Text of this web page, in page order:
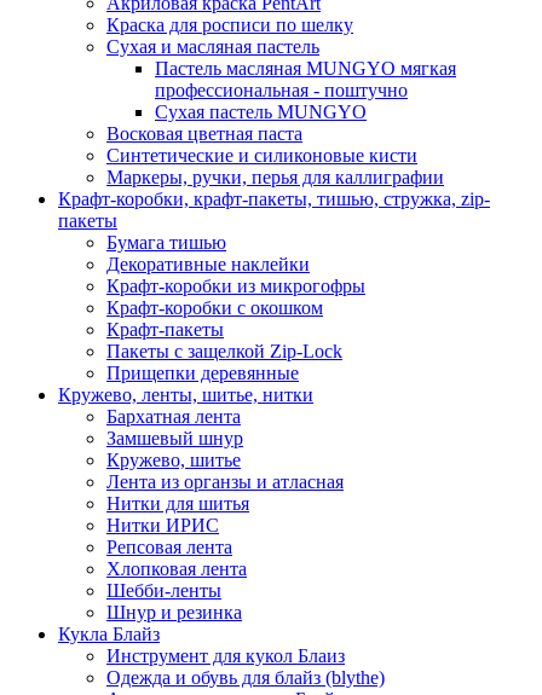
Краска для росписи по шелку
Cухая и масляная пастель
Пастель масляная MUNGYO мягкая
профессиональная - поштучно
Сухая пастель MUNGYO
Восковая цветная паста
Синтетические и силиконовые кисти
Маркеры, ручки, перья для каллиграфии
Крафт-коробки, крафт-пакеты, тишью, стружка, zip-
пакеты
Бумага тишью
Декоративные наклейки
Крафт-коробки из микрогофры
Крафт-коробки с окошком
Крафт-пакеты
Пакеты с защелкой Zip-Lock
Прищепки деревянные
Кружево, ленты, шитье, нитки
Бархатная лента
Замшевый шнур
Кружево, шитье
Лента из органзы и атласная
Нитки для шитья
Нитки ИРИС
Репсовая лента
Хлопковая лента
Шебби-ленты
Шнур и резинка
Кукла Блайз
Инструмент для кукол Блаиз
Одежда и обувь для блайз (blythe)